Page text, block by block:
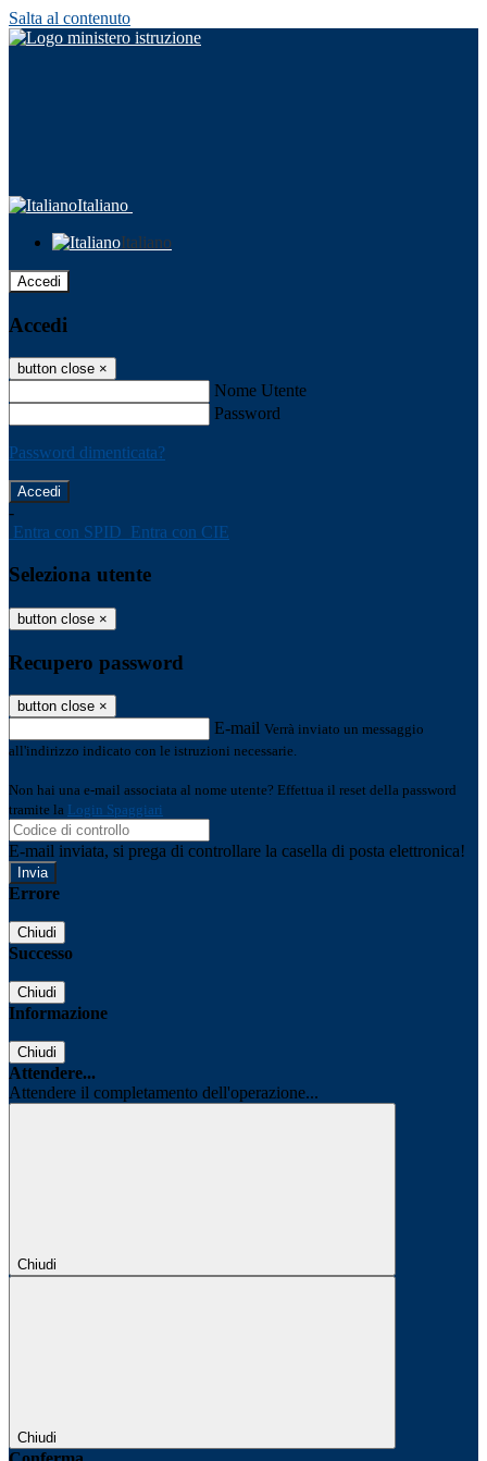
Salta al contenuto
Italiano
Italiano
Accedi
Accedi
button close ×
Nome Utente
Password
Password dimenticata?
-
Entra con SPID Entra con CIE
Seleziona utente
button close ×
Recupero password
button close ×
E-mail Verrà inviato un messaggio
all'indirizzo indicato con le istruzioni necessarie.
Non hai una e-mail associata al nome utente? Effettua il reset della password
tramite la Login Spaggiari
E-mail inviata, si prega di controllare la casella di posta elettronica!
Errore
Chiudi
Successo
Chiudi
Informazione
Chiudi
Attendere...
Attendere il completamento dell'operazione...
Chiudi
Chiudi